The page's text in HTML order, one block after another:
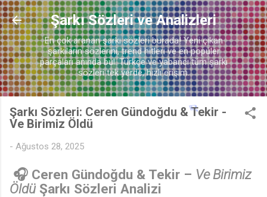
Ana içeriğe atla
Şarkı Sözleri ve Analizleri
En çok aranan şarkı sözleri burada! Yeni çıkan
şarkıların sözlerini, trend hitleri ve en popüler
parçaları anında bul. Türkçe ve yabancı tüm şarkı
sözleri tek yerde, hızlı erişim.
Şarkı Sözleri: Ceren Gündoğdu & Tekir -
Ve Birimiz Öldü
- Ağustos 28, 2025
🎧 Ceren Gündoğdu & Tekir – Ve Birimiz
ÖldüŞarkı Sözleri Analizi
♪